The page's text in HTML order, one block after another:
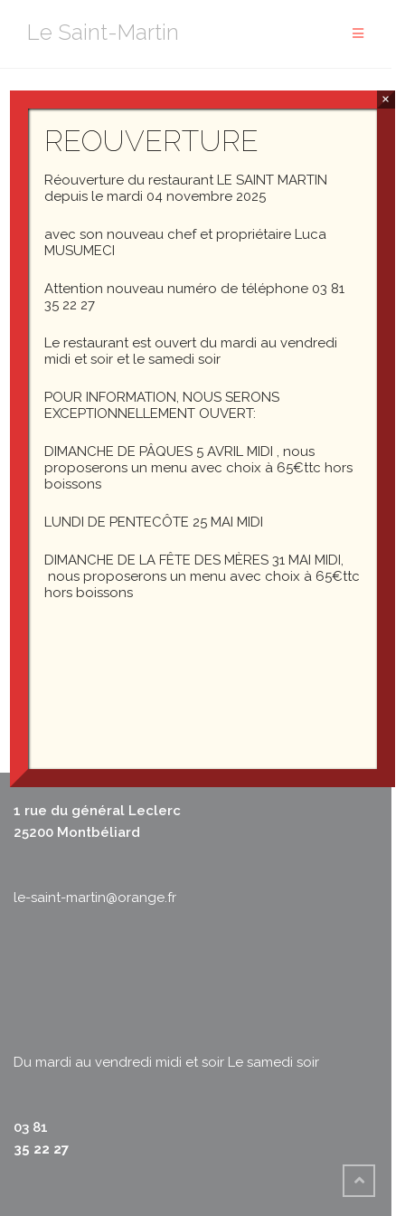
Le Saint-Martin
pour toutes vos réceptions mariage, fêtes de famille,
évènements d’entreprises. Nous établissons des devis
budget. N’hésitez pas à nous contacter.
1 rue du général Leclerc
25200 Montbéliard
le-saint-martin@orange.fr
Du mardi au vendredi midi et soir Le samedi soir
03 81
35 22 27
REOUVERTURE
Réouverture du restaurant LE SAINT MARTIN
depuis le mardi 04 novembre 2025
avec son nouveau chef et propriétaire Luca
MUSUMECI
Attention nouveau numéro de téléphone 03 81
35 22 27
Le restaurant est ouvert du mardi au vendredi
midi et soir et le samedi soir
POUR INFORMATION, NOUS SERONS
EXCEPTIONNELLEMENT OUVERT:
DIMANCHE DE PÂQUES 5 AVRIL MIDI , nous
proposerons un menu avec choix à 65€ttc hors
boissons
LUNDI DE PENTECÔTE 25 MAI MIDI
DIMANCHE DE LA FÊTE DES MÈRES 31 MAI MIDI,
nous proposerons un menu avec choix à 65€ttc
hors boissons
×